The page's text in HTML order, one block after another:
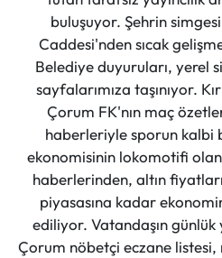
buluşuyor. Şehrin
Caddesi'nden sıcak
Belediye duyuruları, yerel
sayfalarımıza taşınıyor.
Çorum FK'nın maç
haberleriyle sporun kalbi
ekonomisinin lokomotifi
haberlerinden, altın
piyasasına kadar
ediliyor. Vatandaşın günlük
Çorum nöbetçi eczane